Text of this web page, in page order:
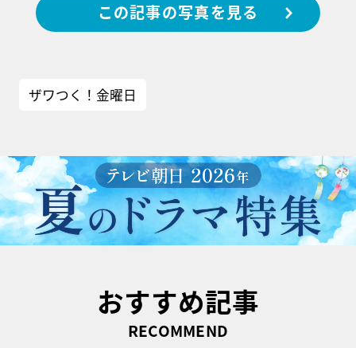
この記事の写真を見る
ザワつく！金曜日
おすすめ記事
RECOMMEND